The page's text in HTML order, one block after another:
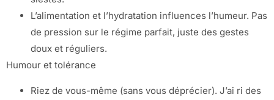
L’alimentation et l’hydratation influences l’humeur. Pas
de pression sur le régime parfait, juste des gestes
doux et réguliers.
Humour et tolérance
Riez de vous-même (sans vous déprécier). J’ai ri des